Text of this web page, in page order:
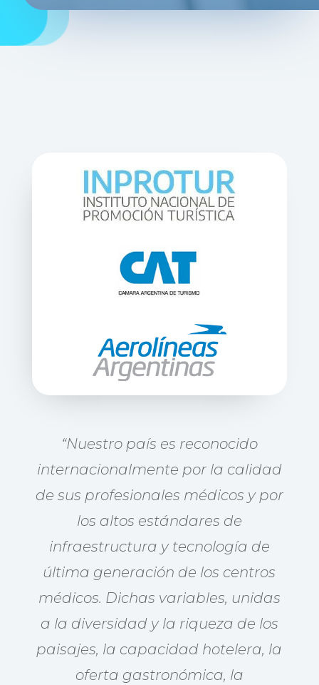
“Nuestro país es reconocido
internacionalmente por la calidad
de sus profesionales médicos y por
los altos estándares de
infraestructura y tecnología de
última generación de los centros
médicos. Dichas variables, unidas
a la diversidad y la riqueza de los
paisajes, la capacidad hotelera, la
oferta gastronómica, la